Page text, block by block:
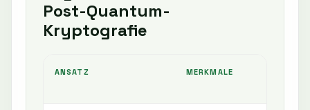
Post-Quantum-
Kryptografie
ANSATZ MERKMALE